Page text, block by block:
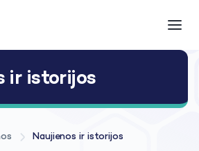
ir istorijos
Naujienos ir istorijos